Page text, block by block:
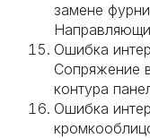
замене
Ошибка
Сопряжение
контура
Ошибка